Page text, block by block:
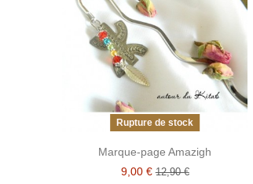
Rupture de stock
Marque-page Amazigh
9,00 €12,90 €